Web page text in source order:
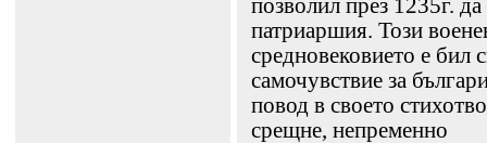
позволил през 1235г. да
патриаршия. Този
средновековието е бил
самочувствие за
повод в своето
срещне, непременно